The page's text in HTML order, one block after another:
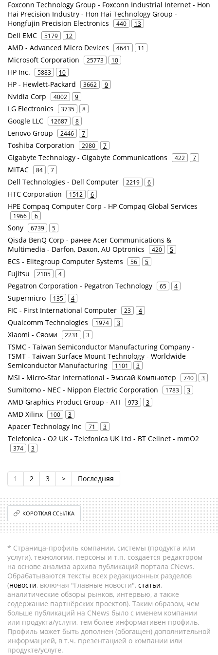
Foxconn Technology Group - Foxconn Industrial Internet - Hon
Hai Precision Industry - Hon Hai Technology Group -
Hongfujin Precision Electronics
440 13
Dell EMC 5179 12
AMD - Advanced Micro Devices 4641 11
Microsoft Corporation 25773 10
HP Inc. 5883 10
HP - Hewlett-Packard 3662 9
Nvidia Corp 4002 9
LG Electronics 3735 8
Google LLC 12687 8
Lenovo Group 2446 7
Toshiba Corporation 2980 7
Gigabyte Technology - Gigabyte Communications 422 7
MiTAC 84 7
Dell Technologies - Dell Computer 2219 6
HTC Corporation 1512 6
HPE Compaq Computer Corp - HP Compaq Global Services
1966 6
Sony 6739 5
Qisda BenQ Corp - ранее Acer Communications &
Multimedia - Darfon, Daxon, AU Optronics
420 5
ECS - Elitegroup Computer Systems 56 5
Fujitsu 2105 4
Pegatron Corporation - Pegatron Technology 65 4
Supermicro 135 4
FIC - First International Computer 23 4
Qualcomm Technologies 1974 3
Xiaomi - Сяоми 2231 3
TSMC - Taiwan Semiconductor Manufacturing Company -
TSMT - Taiwan Surface Mount Technology - Worldwide
Semiconductor Manufacturing
1101 3
MSI - Micro-Star International - Эмэсай Компьютер 740 3
Sumitomo - NEC - Nippon Electric Corporation 1783 3
AMD Graphics Product Group - ATI 973 3
AMD Xilinx 100 3
Apacer Technology Inc 71 3
Telefonica - O2 UK - Telefonica UK Ltd - BT Cellnet - mmO2
374 3
1 2 3 > Последняя
КОРОТКАЯ ССЫЛКА
* Страница-профиль компании, системы (продукта или
услуги), технологии, персоны и т.п. создается редактором
на основе анализа архива публикаций портала CNews.
Обрабатываются тексты всех редакционных разделов
(новости, включая "Главные новости", статьи,
аналитические обзоры рынков, интервью, а также
содержание партнёрских проектов). Таким образом, чем
больше публикаций на CNews было с именем компании
или продукта/услуги, тем более информативен профиль.
Профиль может быть дополнен (обогащен) дополнительной
информацией, в т.ч. презентацией о компании или
продукте/услуге.